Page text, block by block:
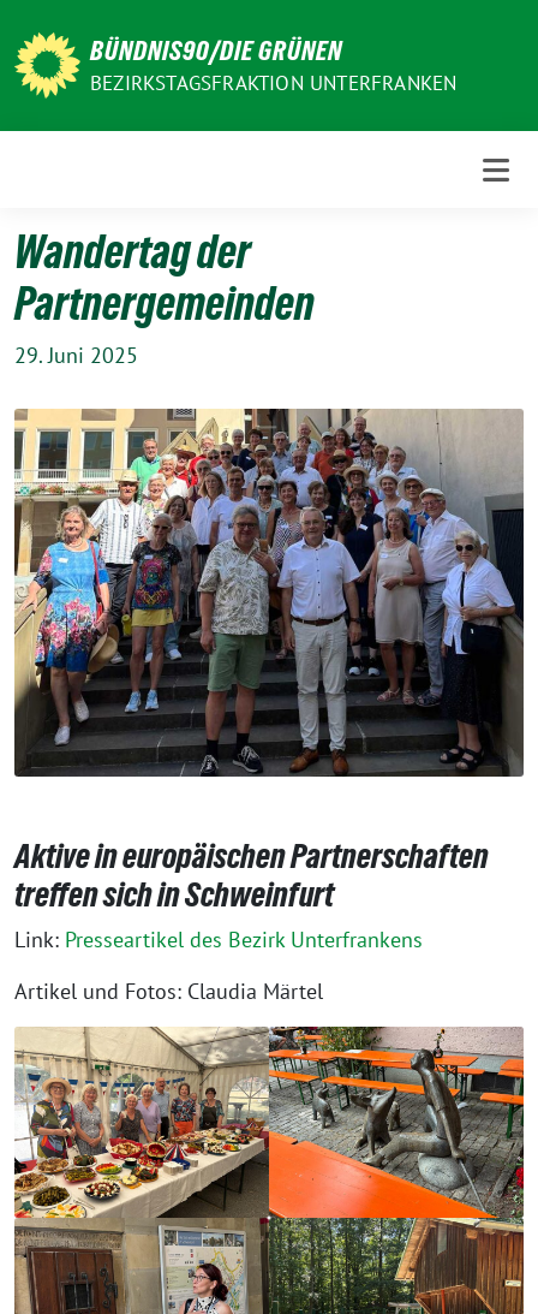
zum
Inhalt
BÜNDNIS90/DIE GRÜNEN
BEZIRKSTAGSFRAKTION UNTERFRANKEN
Wandertag der
Partnergemeinden
29. Juni 2025
Aktive in europäischen Partnerschaften
treffen sich in Schweinfurt
Link: Presseartikel des Bezirk Unterfrankens
Artikel und Fotos: Claudia Märtel